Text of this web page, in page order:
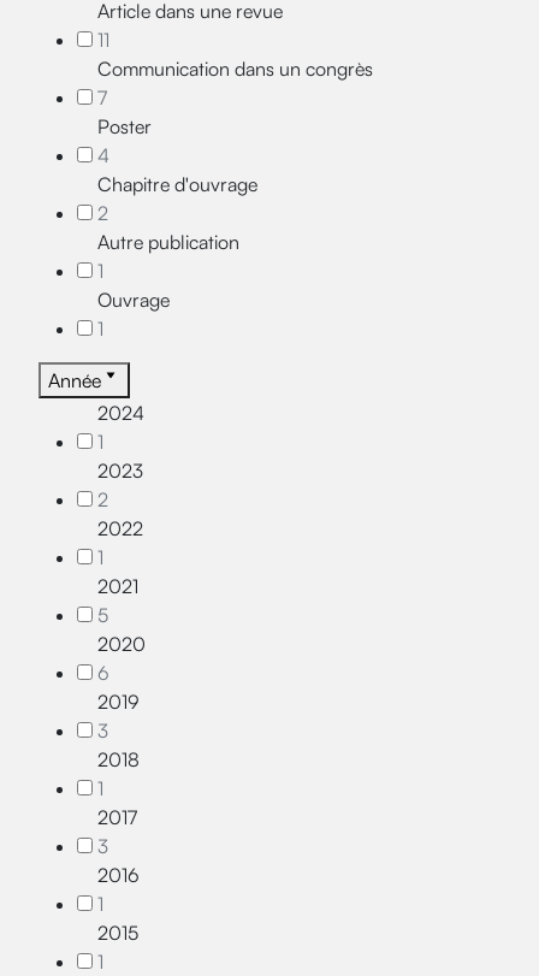
Article dans une revue
11
Communication dans un congrès
7
Poster
4
Chapitre d'ouvrage
2
Autre publication
1
Ouvrage
1
Année
2024
1
2023
2
2022
1
2021
5
2020
6
2019
3
2018
1
2017
3
2016
1
2015
1